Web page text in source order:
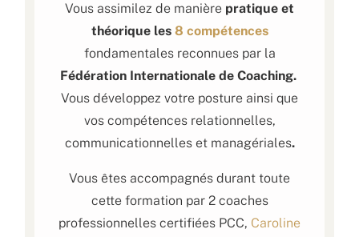
Vous assimilez de manière pratique et
théorique les8 compétences
fondamentales reconnues par la
Fédération Internationale de Coaching.
Vous développez votre posture ainsi que
vos compétences relationnelles,
communicationnelles et managériales.
Vous êtes accompagnés durant toute
cette formation par 2 coaches
professionnelles certifiées PCC, Caroline